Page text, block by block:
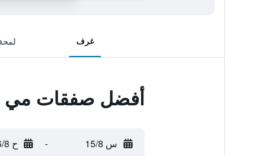
غرف
أفضل صفقات مي
س 15/8 - ح 16/8